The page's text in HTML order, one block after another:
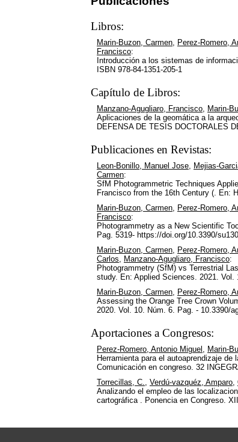
Libros:
Marin-Buzon, Carmen, Perez-Romero,
Francisco:
Introducción a los sistemas de
ISBN 978-84-1351-205-1
Capítulo de Libros:
Manzano-Agugliaro, Francisco, Marin-
Aplicaciones de la geomática a la
DEFENSA DE TESIS DOCTORALES
Publicaciones en Revistas:
Leon-Bonillo, Manuel Jose, Mejias-
Carmen:
SfM Photogrammetric Techniques
Francisco from the 16th Century (. En:
Marin-Buzon, Carmen, Perez-Romero,
Francisco:
Photogrammetry as a New Scientific
Pag. 5319- https://doi.org/10.3390/
Marin-Buzon, Carmen, Perez-Romero,
Carlos, Manzano-Agugliaro, Francisco:
Photogrammetry (SfM) vs Terrestrial
study. En: Applied Sciences. 2021. Vol.
Marin-Buzon, Carmen, Perez-Romero,
Assessing the Orange Tree Crown
2020. Vol. 10. Núm. 6. Pag. - 10.3390/
Aportaciones a Congresos:
Perez-Romero, Antonio Miguel , Marin-
Herramienta para el autoaprendizaje
Comunicación en congreso. 32
Torrecillas, C., Verdú-vazquéz, Amparo,
Analizando el empleo de las
cartográfica . Ponencia en Congreso.